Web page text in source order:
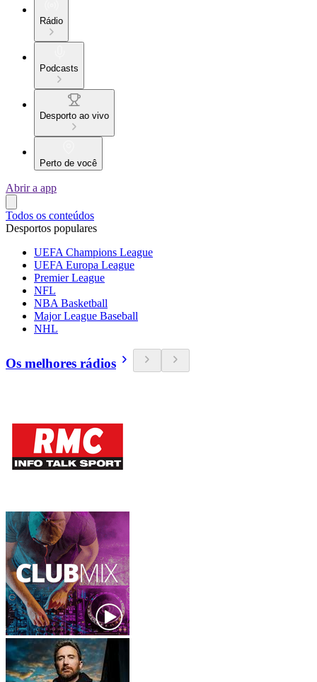
Rádio
Podcasts
Desporto ao vivo
Perto de você
Abrir a app
Todos os conteúdos
Desportos populares
UEFA Champions League
UEFA Europa League
Premier League
NFL
NBA Basketball
Major League Baseball
NHL
Os melhores rádios